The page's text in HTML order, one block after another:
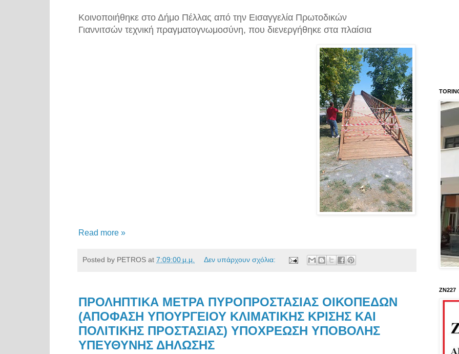
Κοινοποιήθηκε στο Δήμο Πέλλας από την Εισαγγελία Πρωτοδικών
Γιαννιτσών τεχνική πραγματογνωμοσύνη, που διενεργήθηκε στα πλαίσια
Read more »
Posted by PETROS at 7:09:00 μ.μ. Δεν υπάρχουν σχόλια:
ΠΡΟΛΗΠΤΙΚΑ ΜΕΤΡΑ ΠΥΡΟΠΡΟΣΤΑΣΙΑΣ ΟΙΚΟΠΕΔΩΝ
(ΑΠΟΦΑΣΗ ΥΠΟΥΡΓΕΙΟΥ ΚΛΙΜΑΤΙΚΗΣ ΚΡΙΣΗΣ ΚΑΙ
ΠΟΛΙΤΙΚΗΣ ΠΡΟΣΤΑΣΙΑΣ) ΥΠΟΧΡΕΩΣΗ ΥΠΟΒΟΛΗΣ
ΥΠΕΥΘΥΝΗΣ ΔΗΛΩΣΗΣ
ΖΝ227